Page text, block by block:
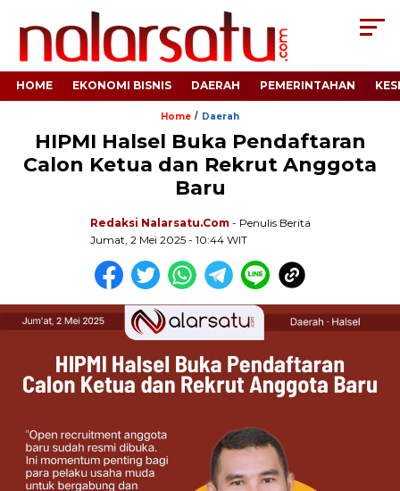
HOME EKONOMI BISNIS DAERAH PEMERINTAHAN
Home / Daerah
HIPMI Halsel Buka Pendaftaran
Calon Ketua dan Rekrut Anggota
Baru
Redaksi Nalarsatu.com - Penulis Berita
Jumat, 2 Mei 2025 - 10:44 WIT